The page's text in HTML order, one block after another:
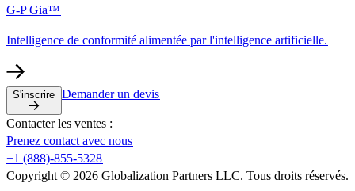
G-P Gia™​​
Intelligence de conformité alimentée par l'intelligence artificielle.​​
S'inscrire​​ Demander un devis​​
Contacter les ventes :​​
Prenez contact avec nous​​
+1 (888)-855-5328​​
Copyright © 2026 Globalization Partners LLC. Tous droits réservés.​​